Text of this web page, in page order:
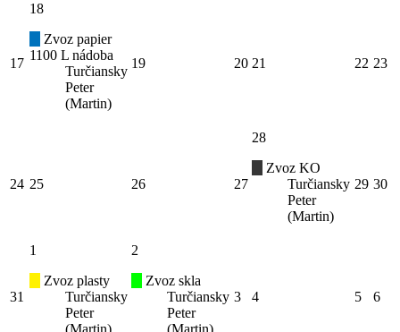
17
18
Zvoz papier
1100 L nádoba
Turčiansky
Peter
(Martin)
19 20 21 22 23
24 25 26 27
28
Zvoz KO
Turčiansky
Peter
(Martin)
29 30
31
1
Zvoz plasty
Turčiansky
Peter
(Martin)
2
Zvoz skla
Turčiansky
Peter
(Martin)
3 4 5 6